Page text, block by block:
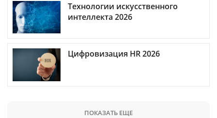
Технологии искусственного
интеллекта 2026
Цифровизация HR 2026
ПОКАЗАТЬ ЕЩЕ